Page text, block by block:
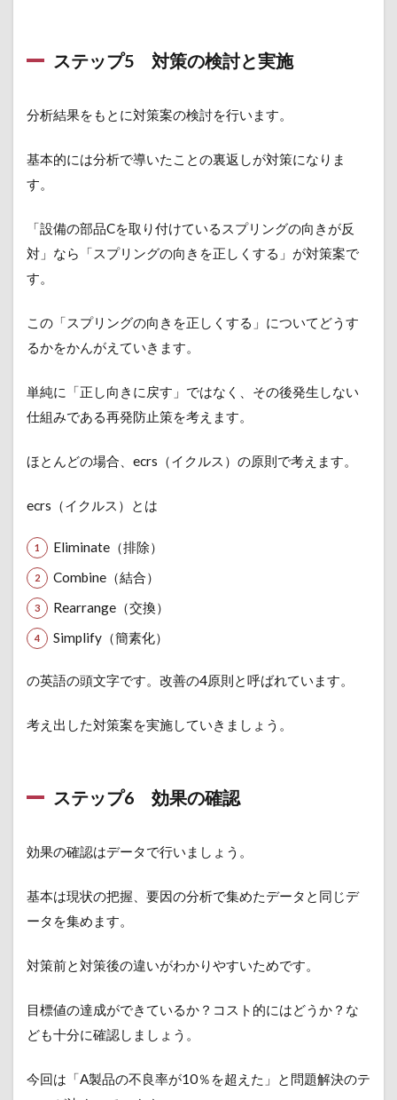
ステップ5 対策の検討と実施
分析結果をもとに対策案の検討を行います。
基本的には分析で導いたことの裏返しが対策になりま
す。
「設備の部品Cを取り付けているスプリングの向きが反
対」なら「スプリングの向きを正しくする」が対策案で
す。
この「スプリングの向きを正しくする」についてどうす
るかをかんがえていきます。
単純に「正し向きに戻す」ではなく、その後発生しない
仕組みである再発防止策を考えます。
ほとんどの場合、ecrs（イクルス）の原則で考えます。
ecrs（イクルス）とは
Eliminate（排除）
Combine（結合）
Rearrange（交換）
Simplify（簡素化）
の英語の頭文字です。改善の4原則と呼ばれています。
考え出した対策案を実施していきましょう。
ステップ6 効果の確認
効果の確認はデータで行いましょう。
基本は現状の把握、要因の分析で集めたデータと同じデ
ータを集めます。
対策前と対策後の違いがわかりやすいためです。
目標値の達成ができているか？コスト的にはどうか？な
ども十分に確認しましょう。
今回は「A製品の不良率が10％を超えた」と問題解決のテ